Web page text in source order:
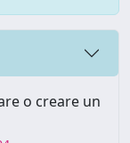
o creare un